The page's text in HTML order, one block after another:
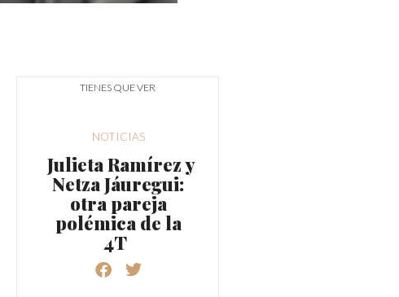
TIENES QUE VER
NOTICIAS
Julieta Ramírez y
Netza Jáuregui:
otra pareja
polémica de la
4T